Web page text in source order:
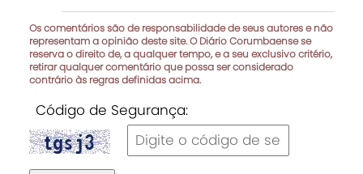
Os comentários são de responsabilidade de seus autores e não
representam a opinião deste site. O Diário Corumbaense se
reserva o direito de, a qualquer tempo, e a seu exclusivo critério,
retirar qualquer comentário que possa ser considerado
contrário às regras definidas acima.
Código de Segurança: